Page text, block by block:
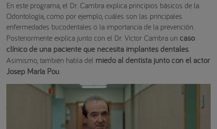
En este programa, el Dr. Cambra explica principios básicos de la
Odontología, como por ejemplo, cuáles son las principales
enfermedades bucodentales o la importancia de la prevención.
Posteriormente explica junto con el Dr. Victor Cambra un caso
clínico de una paciente que necesita implantes dentales.
Asimismo, también habla del miedo al dentista junto con el actor
Josep María Pou.